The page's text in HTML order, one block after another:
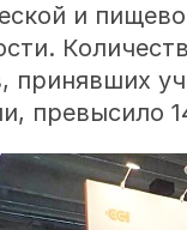
и
принявших
превысило